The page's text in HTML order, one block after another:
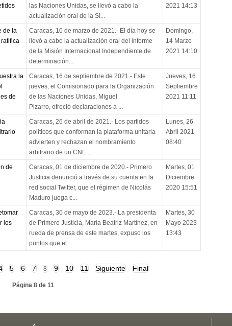
las Naciones Unidas, se llevó a cabo la
actualización oral de la Si...
2021 14:13
de la
Caracas, 10 de marzo de 2021.- El día hoy se
llevó a cabo la actualización oral del informe
de la Misión Internacional Independiente de
determinación...
Domingo,
14 Marzo
2021 14:10
la
de
Caracas, 16 de septiembre de 2021.- Este
jueves, el Comisionado para la Organización
de las Naciones Unidas, Miguel
Pizarro, ofreció declaraciones a ...
Jueves, 16
Septiembre
2021 11:11
Caracas, 26 de abril de 2021.- Los partidos
políticos que conforman la plataforma unitaria
advierten y rechazan el nombramiento
arbitrario de un CNE ...
Lunes, 26
Abril 2021
08:40
de
Caracas, 01 de diciembre de 2020.- Primero
Justicia denunció a través de su cuenta en la
red social Twitter, que el régimen de Nicolás
Maduro juega c...
Martes, 01
Diciembre
2020 15:51
los
Caracas, 30 de mayo de 2023.- La presidenta
de Primero Justicia, María Beatriz Martínez, en
rueda de prensa de este martes, expuso los
puntos que el ...
Martes, 30
Mayo 2023
13:43
5 6 7 8 9 10 11 Siguiente Final
Página 8 de 11